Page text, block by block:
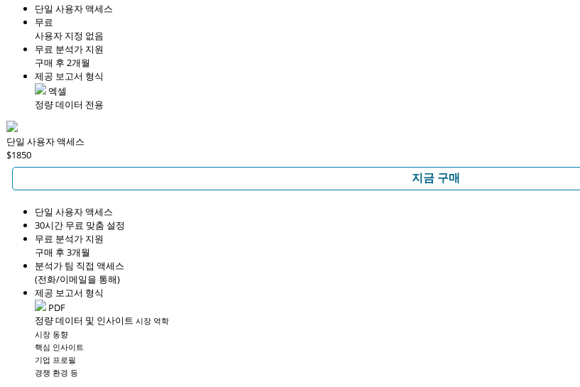
단일 사용자 액세스
무료
사용자 지정 없음
무료 분석가 지원
구매 후 2개월
제공 보고서 형식
엑셀
정량 데이터 전용
단일 사용자 액세스
$1850
지금 구매
단일 사용자 액세스
30시간 무료 맞춤 설정
무료 분석가 지원
구매 후 3개월
분석가 팀 직접 액세스
(전화/이메일을 통해)
제공 보고서 형식
PDF
정량 데이터 및 인사이트 시장 역학
시장 동향
핵심 인사이트
기업 프로필
경쟁 환경 등